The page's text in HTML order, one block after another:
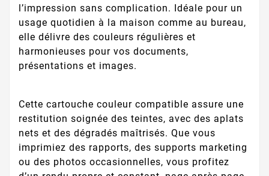
l’impression sans complication. Idéale pour un
usage quotidien à la maison comme au bureau,
elle délivre des couleurs régulières et
harmonieuses pour vos documents,
présentations et images.
Cette cartouche couleur compatible assure une
restitution soignée des teintes, avec des aplats
nets et des dégradés maîtrisés. Que vous
imprimiez des rapports, des supports marketing
ou des photos occasionnelles, vous profitez